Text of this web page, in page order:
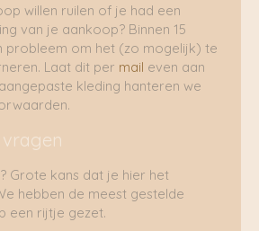
willen ruilen of je had een
van je aankoop? Binnen 15
probleem om het (zo mogelijk) te
Laat dit per mail even aan
kleding hanteren we
Grote kans dat je hier het
hebben de meest gestelde
een rijtje gezet.